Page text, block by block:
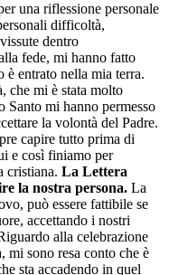
una riflessione personale
difficoltà,
dentro
fede, mi hanno fatto
è entrato nella mia terra.
che mi è stata molto
Santo mi hanno permesso
la volontà del Padre.
capire tutto prima di
e così finiamo per
cristiana. La Lettera
la nostra persona. La
può essere fattibile se
accettando i nostri
alla celebrazione
mi sono resa conto che è
sta accadendo in quel